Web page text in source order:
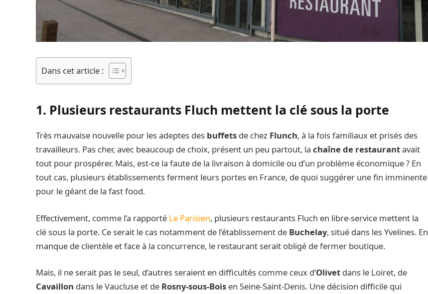
Dans cet article :
1. Plusieurs restaurants Fluch mettent la clé sous la porte
Très mauvaise nouvelle pour les adeptes des buffets de chez Flunch, à la fois familiaux et prisés des
travailleurs. Pas cher, avec beaucoup de choix, présent un peu partout, la chaîne de restaurantavait
tout pour prospérer. Mais, est-ce la faute de la livraison à domicile ou d’un problème économique ? En
tout cas, plusieurs établissements ferment leurs portes en France, de quoi suggérer une fin imminente
pour le géant de la fast food.
Effectivement, comme l’a rapporté Le Parisien, plusieurs restaurants Fluch en libre-service mettent la
clé sous la porte. Ce serait le cas notamment de l’établissement de Buchelay, situé dans les Yvelines. En
manque de clientèle et face à la concurrence, le restaurant serait obligé de fermer boutique.
Mais, il ne serait pas le seul, d’autres seraient en difficultés comme ceux d’Olivet dans le Loiret, de
Cavaillon dans le Vaucluse et de Rosny-sous-Bois en Seine-Saint-Denis. Une décision difficile qui